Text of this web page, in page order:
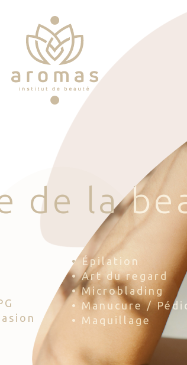
d e la be
• Épilation
• Art du regard
• Microblading
• Manucure /
• Maquillage